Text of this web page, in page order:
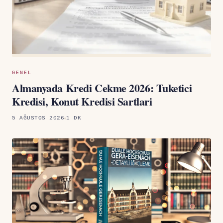
GENEL
Almanyada Kredi Cekme 2026: Tuketici
Kredisi, Konut Kredisi Sartlari
5 AĞUSTOS 2026 1 DK